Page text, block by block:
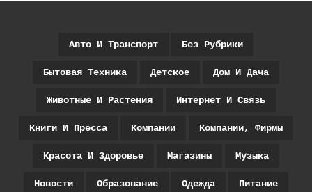
Авто И Транспорт Без Рубрики
Бытовая Техника Детское Дом И Дача
Животные И Растения Интернет И Связь
Книги И Пресса Компании Компании, Фирмы
Красота И Здоровье Магазины Музыка
Новости Образование Одежда Питание